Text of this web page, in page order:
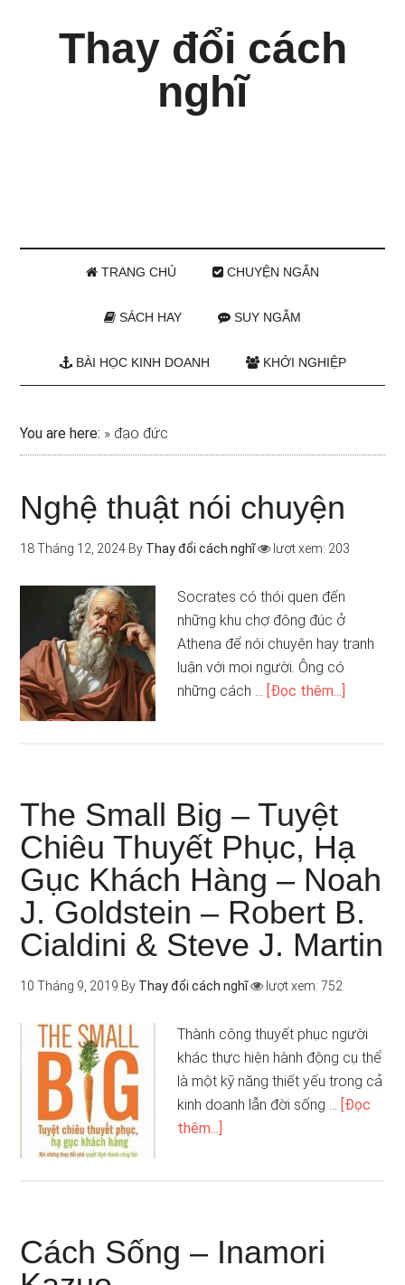
Thay đổi cách
nghĩ
TRANG CHỦ CHUYỆN NGẮN
SÁCH HAY SUY NGẪM
BÀI HỌC KINH DOANH KHỞI NGHIỆP
You are here: » đạo đức
Nghệ thuật nói chuyện
18 Tháng 12, 2024 By Thay đổi cách nghĩ lượt xem: 203
Socrates có thói quen đến
những khu chợ đông đúc ở
Athena để nói chuyện hay tranh
luận với mọi người. Ông có
những cách … [Đọc thêm...]
The Small Big – Tuyệt
Chiêu Thuyết Phục, Hạ
Gục Khách Hàng – Noah
J. Goldstein – Robert B.
Cialdini & Steve J. Martin
10 Tháng 9, 2019 By Thay đổi cách nghĩ lượt xem: 752
Thành công thuyết phục người
khác thực hiện hành động cụ thể
là một kỹ năng thiết yếu trong cả
kinh doanh lẫn đời sống … [Đọc
thêm...]
Cách Sống – Inamori